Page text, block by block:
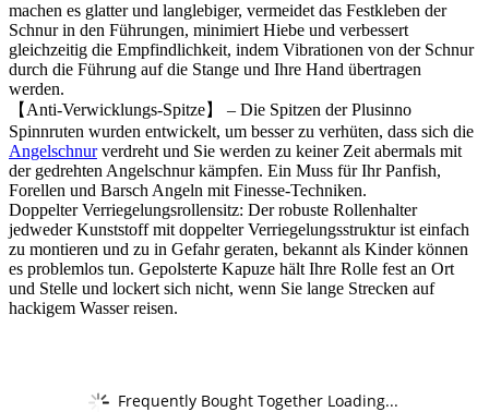
machen es glatter und langlebiger, vermeidet das Festkleben der
Schnur in den Führungen, minimiert Hiebe und verbessert
gleichzeitig die Empfindlichkeit, indem Vibrationen von der Schnur
durch die Führung auf die Stange und Ihre Hand übertragen
werden.
【Anti-Verwicklungs-Spitze】 – Die Spitzen der Plusinno
Spinnruten wurden entwickelt, um besser zu verhüten, dass sich die
Angelschnurverdreht und Sie werden zu keiner Zeit abermals mit
der gedrehten Angelschnur kämpfen. Ein Muss für Ihr Panfish,
Forellen und Barsch Angeln mit Finesse-Techniken.
Doppelter Verriegelungsrollensitz: Der robuste Rollenhalter
jedweder Kunststoff mit doppelter Verriegelungsstruktur ist einfach
zu montieren und zu in Gefahr geraten, bekannt als Kinder können
es problemlos tun. Gepolsterte Kapuze hält Ihre Rolle fest an Ort
und Stelle und lockert sich nicht, wenn Sie lange Strecken auf
hackigem Wasser reisen.
Frequently Bought Together Loading...